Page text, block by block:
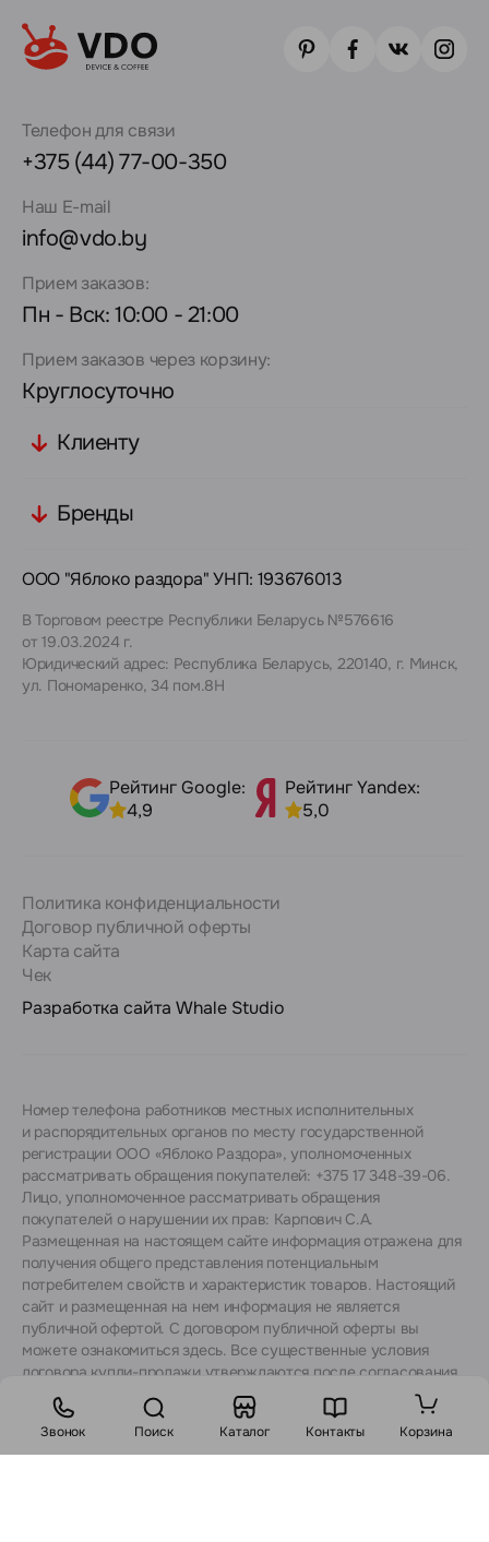
Телефон для связи
+375 (44) 77-00-350
Наш E-mail
info@vdo.by
Прием заказов:
Пн - Вск: 10:00 - 21:00
Прием заказов через корзину:
Круглосуточно
Клиенту
Бренды
ООО "Яблоко раздора" УНП: 193676013
В Торговом реестре Республики Беларусь №576616
от 19.03.2024 г.
Юридический адрес: Республика Беларусь, 220140, г. Минск,
ул. Пономаренко, 34 пом.8Н
Рейтинг Google:
4,9
Рейтинг Yandex:
5,0
Политика конфиденциальности
Договор публичной оферты
Карта сайта
Чек
Разработка сайта Whale Studio
Номер телефона работников местных исполнительных
и распорядительных органов по месту государственной
регистрации ООО «Яблоко Раздора», уполномоченных
рассматривать обращения покупателей: +375 17 348-39-06.
Лицо, уполномоченное рассматривать обращения
покупателей о нарушении их прав: Карпович С.А.
Размещенная на настоящем сайте информация отражена для
получения общего представления потенциальным
потребителем свойств и характеристик товаров. Настоящий
сайт и размещенная на нем информация не является
публичной офертой. С договором публичной оферты вы
можете ознакомиться здесь. Все существенные условия
договора купли-продажи утверждаются после согласования
с консультантами.
Звонок Поиск Каталог Контакты Корзина